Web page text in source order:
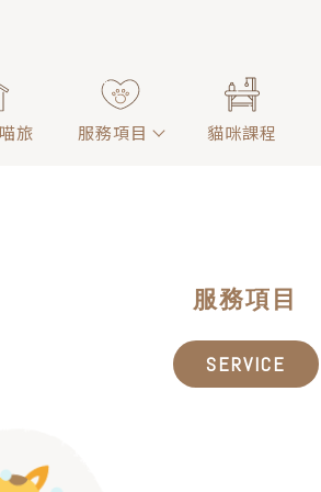
旅 服務項目 貓咪課程
服務項目
SERVICE